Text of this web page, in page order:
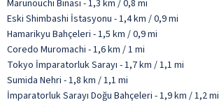
Marunouchi Binası - 1,3 km / 0,8 mi
Eski Shimbashi İstasyonu - 1,4 km / 0,9 mi
Hamarikyu Bahçeleri - 1,5 km / 0,9 mi
Coredo Muromachi - 1,6 km / 1 mi
Tokyo İmparatorluk Sarayı - 1,7 km / 1,1 mi
Sumida Nehri - 1,8 km / 1,1 mi
İmparatorluk Sarayı Doğu Bahçeleri - 1,9 km / 1,2 mi